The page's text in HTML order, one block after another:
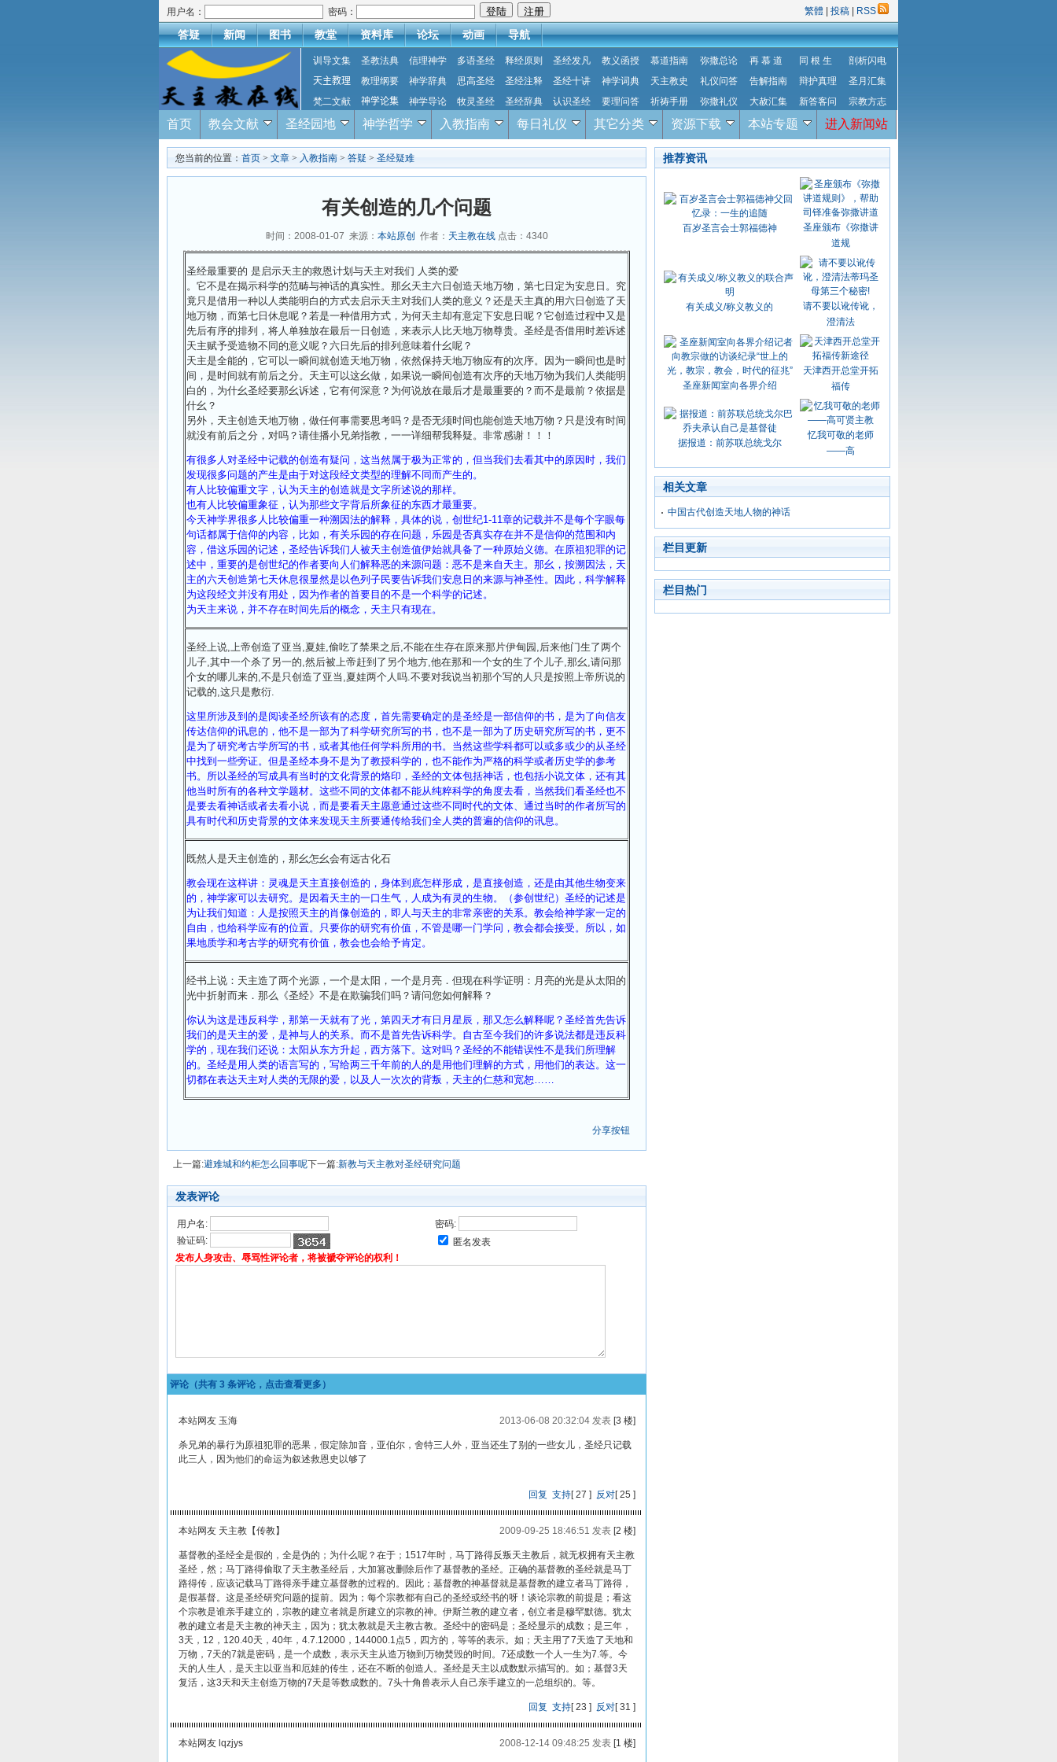
用户名： 密码： 繁體 投稿 RSS
答疑 新闻 图书 教堂 资料库 论坛 动画 导航
训导文集 圣教法典 信理神学 多语圣经 释经原则 圣经发凡 教义函授 慕道指南 弥撒总论 再 慕 道 同 根 生
剖析闪电
天主教理
教理纲要 神学辞典 思高圣经 圣经注释 圣经十讲 神学词典 天主教史 礼仪问答 告解指南 辩护真理
圣月汇集
梵二文献
神学论集 神学导论 牧灵圣经 圣经辞典 认识圣经 要理问答 祈祷手册 弥撒礼仪 大赦汇集 新答客问 宗教方志
首页 教会文献 圣经园地 神学哲学 入教指南 每日礼仪 其它分类 资源下载 本站专题 进入新闻站
您当前的位置： 首页 > 文章 > 入教指南 > 答疑 > 圣经疑难
有关创造的几个问题
时间：2008-01-07 来源： 本站原创 作者： 天主教在线点击： 4340
圣经最重要的 是启示天主的救恩计划与天主对我们 人类的爱
。它不是在揭示科学的范畴与神话的真实性。那幺天主六日创造天地万物，第七日定为安息日。究
竟只是借用一种以人类能明白的方式去启示天主对我们人类的意义？还是天主真的用六日创造了天
地万物，而第七日休息呢？若是一种借用方式，为何天主却有意定下安息日呢？它创造过程中又是
先后有序的排列，将人单独放在最后一日创造，来表示人比天地万物尊贵。圣经是否借用时差诉述
天主赋予受造物不同的意义呢？六日先后的排列意味着什幺呢？
天主是全能的，它可以一瞬间就创造天地万物，依然保持天地万物应有的次序。因为一瞬间也是时
间，是时间就有前后之分。天主可以这幺做，如果说一瞬间创造有次序的天地万物为我们人类能明
白的，为什幺圣经要那幺诉述，它有何深意？为何说放在最后才是最重要的？而不是最前？依据是
什幺？
另外，天主创造天地万物，做任何事需要思考吗？是否无须时间也能创造天地万物？只是没有时间
就没有前后之分，对吗？请佳播小兄弟指教，一一详细帮我释疑。非常感谢！！！
有很多人对圣经中记载的创造有疑问，这当然属于极为正常的，但当我们去看其中的原因时，我们
发现很多问题的产生是由于对这段经文类型的理解不同而产生的。
有人比较偏重文字，认为天主的创造就是文字所述说的那样。
也有人比较偏重象征，认为那些文字背后所象征的东西才最重要。
今天神学界很多人比较偏重一种溯因法的解释，具体的说，创世纪1-11章的记载并不是每个字眼每
句话都属于信仰的内容，比如，有关乐园的存在问题，乐园是否真实存在并不是信仰的范围和内
容，借这乐园的记述，圣经告诉我们人被天主创造值伊始就具备了一种原始义德。在原祖犯罪的记
述中，重要的是创世纪的作者要向人们解释恶的来源问题：恶不是来自天主。那幺，按溯因法，天
主的六天创造第七天休息很显然是以色列子民要告诉我们安息日的来源与神圣性。因此，科学解释
为这段经文并没有用处，因为作者的首要目的不是一个科学的记述。
为天主来说，并不存在时间先后的概念，天主只有现在。
圣经上说,上帝创造了亚当,夏娃,偷吃了禁果之后,不能在生存在原来那片伊甸园,后来他门生了两个
儿子,其中一个杀了另一的,然后被上帝赶到了另个地方,他在那和一个女的生了个儿子,那幺,请问那
个女的哪儿来的,不是只创造了亚当,夏娃两个人吗.不要对我说当初那个写的人只是按照上帝所说的
记载的,这只是敷衍.
这里所涉及到的是阅读圣经所该有的态度，首先需要确定的是圣经是一部信仰的书，是为了向信友
传达信仰的讯息的，他不是一部为了科学研究所写的书，也不是一部为了历史研究所写的书，更不
是为了研究考古学所写的书，或者其他任何学科所用的书。当然这些学科都可以或多或少的从圣经
中找到一些旁证。但是圣经本身不是为了教授科学的，也不能作为严格的科学或者历史学的参考
书。所以圣经的写成具有当时的文化背景的烙印，圣经的文体包括神话，也包括小说文体，还有其
他当时所有的各种文学题材。这些不同的文体都不能从纯粹科学的角度去看，当然我们看圣经也不
是要去看神话或者去看小说，而是要看天主愿意通过这些不同时代的文体、通过当时的作者所写的
具有时代和历史背景的文体来发现天主所要通传给我们全人类的普遍的信仰的讯息。
既然人是天主创造的，那幺怎幺会有远古化石
教会现在这样讲：灵魂是天主直接创造的，身体到底怎样形成，是直接创造，还是由其他生物变来
的，神学家可以去研究。是因着天主的一口生气，人成为有灵的生物。（参创世纪）圣经的记述是
为让我们知道：人是按照天主的肖像创造的，即人与天主的非常亲密的关系。教会给神学家一定的
自由，也给科学应有的位置。只要你的研究有价值，不管是哪一门学问，教会都会接受。所以，如
果地质学和考古学的研究有价值，教会也会给予肯定。
经书上说：天主造了两个光源，一个是太阳，一个是月亮．但现在科学证明：月亮的光是从太阳的
光中折射而来．那么《圣经》不是在欺骗我们吗？请问您如何解释？
你认为这是违反科学，那第一天就有了光，第四天才有日月星辰，那又怎么解释呢？圣经首先告诉
我们的是天主的爱，是神与人的关系。而不是首先告诉科学。自古至今我们的许多说法都是违反科
学的，现在我们还说：太阳从东方升起，西方落下。这对吗？圣经的不能错误性不是我们所理解
的。圣经是用人类的语言写的，写给两三千年前的人的是用他们理解的方式，用他们的表达。这一
切都在表达天主对人类的无限的爱，以及人一次次的背叛，天主的仁慈和宽恕……
分享按钮
上一篇:避难城和约柜怎么回事呢下一篇:新教与天主教对圣经研究问题
发表评论
用户名:
密码:
验证码:
匿名发表
发布人身攻击、辱骂性评论者，将被褫夺评论的权利！
评论（共有 3 条评论，点击查看更多）
本站网友 玉海 2013-06-08 20:32:04 发表[3 楼]
杀兄弟的暴行为原祖犯罪的恶果，假定除加音，亚伯尔，舍特三人外，亚当还生了别的一些女儿，圣经只记载
此三人，因为他们的命运为叙述救恩史以够了
回复 支持[27 ] 反对[25 ]
本站网友 天主教【传教】 2009-09-25 18:46:51 发表[2 楼]
基督教的圣经全是假的，全是伪的；为什么呢？在于；1517年时，马丁路得反叛天主教后，就无权拥有天主教
圣经，然；马丁路得偷取了天主教圣经后，大加篡改删除后作了基督教的圣经。正确的基督教的圣经就是马丁
路得传，应该记载马丁路得亲手建立基督教的过程的。因此；基督教的神基督就是基督教的建立者马丁路得，
是假基督。这是圣经研究问题的提前。因为；每个宗教都有自己的圣经或经书的呀！谈论宗教的前提是；看这
个宗教是谁亲手建立的，宗教的建立者就是所建立的宗教的神。伊斯兰教的建立者，创立者是穆罕默德。犹太
教的建立者是天主教的神天主，因为；犹太教就是天主教古教。圣经中的密码是；圣经显示的成数；是三年，
3天，12，120.40天，40年，4.7.12000，144000.1点5，四方的，等等的表示。如；天主用了7天造了天地和
万物，7天的7就是密码，是一个成数，表示天主从造万物到万物焚毁的时间。7还成数一个人一生为7.等。今
天的人生人，是天主以亚当和厄娃的传生，还在不断的创造人。圣经是天主以成数默示描写的。如；基督3天
复活，这3天和天主创造万物的7天是等数成数的。7头十角兽表示人自己亲手建立的一总组织的。等。
回复 支持[23 ] 反对[31 ]
本站网友 lqzjys 2008-12-14 09:48:25 发表[1 楼]
推荐资讯
百岁圣言会士郭福德神
圣座颁布《弥撒讲
道规
有关成义/称义教义的
请不要以讹传讹，
澄清法
圣座新闻室向各界介绍
天津西开总堂开拓
福传
据报道：前苏联总统戈尔
忆我可敬的老师
——高
相关文章
中国古代创造天地人物的神话
栏目更新
栏目热门